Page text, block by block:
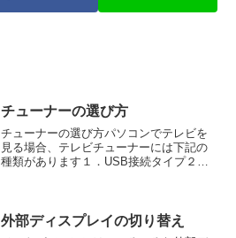
チューナーの選び方
チューナーの選び方パソコンでテレビを
見る場合、テレビチューナーには下記の
種類があります１．USB接続タイプ２．
外部ディスプレイの切り替え